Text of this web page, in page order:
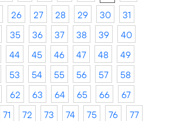
26 27 28 29 30
31
35 36 37 38 39
40
44 45 46 47 48
49
53 54 55 56 57
58
62 63 64 65 66
67
71 72 73 74 75 76
77